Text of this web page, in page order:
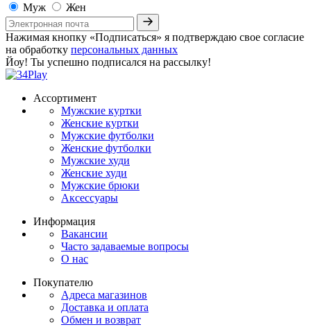
Муж
Жен
Нажимая кнопку «Подписаться» я подтверждаю свое согласие
на обработку персональных данных
Йоу! Ты успешно подписался на рассылку!
Ассортимент
Мужские куртки
Женские куртки
Мужские футболки
Женские футболки
Мужские худи
Женские худи
Мужские брюки
Аксессуары
Информация
Вакансии
Часто задаваемые вопросы
О нас
Покупателю
Адреса магазинов
Доставка и оплата
Обмен и возврат